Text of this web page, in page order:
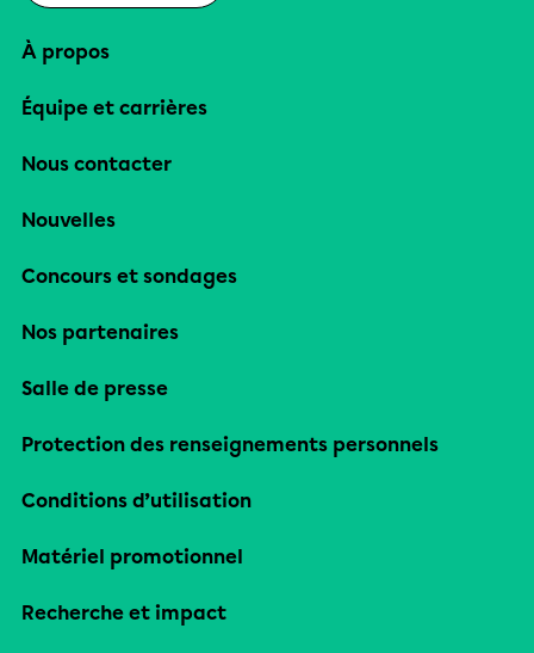
À propos
Équipe et carrières
Nous contacter
Nouvelles
Concours et sondages
Nos partenaires
Salle de presse
Protection des renseignements personnels
Conditions d’utilisation
Matériel promotionnel
Recherche et impact